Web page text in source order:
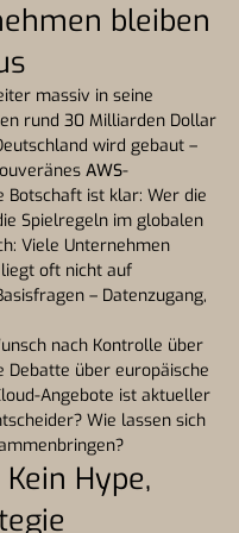
bleiben
massiv in seine
rund 30 Milliarden Dollar
wird gebaut –
AWS-
Botschaft ist klar: Wer die
Spielregeln im globalen
Viele Unternehmen
oft nicht auf
– Datenzugang,
nach Kontrolle über
Debatte über europäische
Angebote ist aktueller
Wie lassen sich
Hype,